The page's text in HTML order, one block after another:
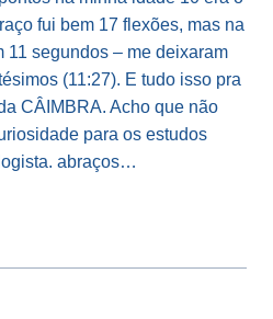
fui bem 17 flexões, mas na
11 segundos – me deixaram
(11:27). E tudo isso pra
CÂIMBRA. Acho que não
para os estudos
abraços…